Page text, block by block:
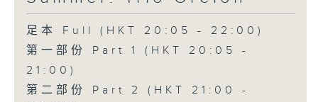
renowned performers during Open
Discussions. The revised
compositions are presented at the
World Premiere Concert, preceded
by the Preview Concert. This is
足本 Full (HKT 20:05 - 22:00)
第一部份 Part 1 (HKT 20:05 -
21:00)
第二部份 Part 2 (HKT 21:00 -